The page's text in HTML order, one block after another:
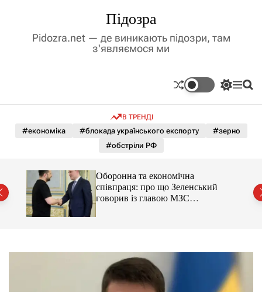
у
Підозра
Pidozra.net — де виникають підозри, там
з'являємося ми
П
м
о
М П
В ТРЕНДІ
#економіка #блокада українського експорту
#зерно
#обстріли РФ
Оборонна та економічна
співпраця: про що Зеленський
говорив із главою МЗС